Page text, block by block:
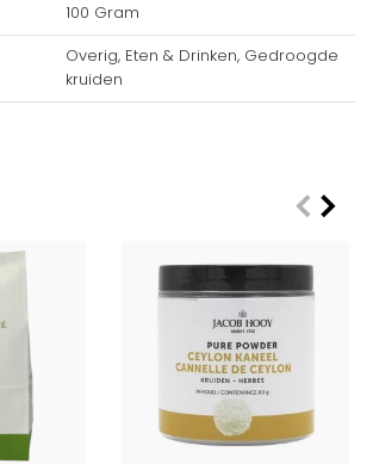
100 Gram
Overig, Eten & Drinken, Gedroogde
kruiden